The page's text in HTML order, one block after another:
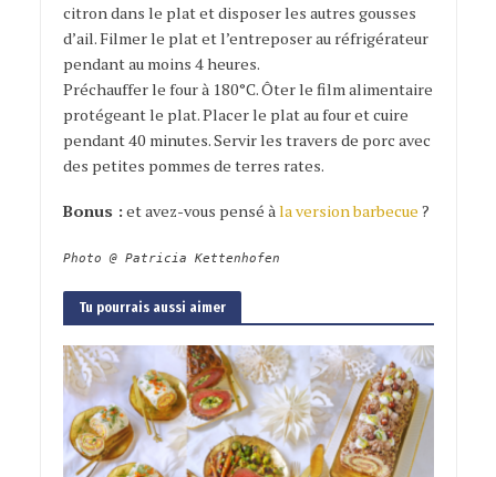
citron dans le plat et disposer les autres gousses
d’ail. Filmer le plat et l’entreposer au réfrigérateur
pendant au moins 4 heures.
Préchauffer le four à 180°C. Ôter le film alimentaire
protégeant le plat. Placer le plat au four et cuire
pendant 40 minutes. Servir les travers de porc avec
des petites pommes de terres rates.
Bonus : et avez-vous pensé à la version barbecue ?
Photo @ Patricia Kettenhofen
Tu pourrais aussi aimer